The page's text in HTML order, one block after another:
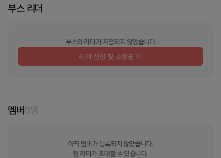
부스 리더
부스의 리더가 지정되지 않았습니다
리더 신청 및 소유권 이
멤버0명
아직 멤버가 등록되지 않았습니다.
팀 리더가 초대할 수 있습니다.